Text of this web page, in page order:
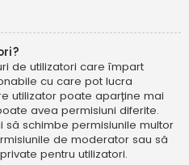
de utilizatori care împart
cu care pot lucra
utilizator poate aparține mai
avea permisiuni diferite.
să schimbe permisiunile multor
de moderator sau să
pentru utilizatori.